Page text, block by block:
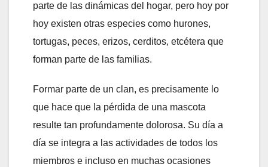
parte de las dinámicas del hogar, pero hoy por
hoy existen otras especies como hurones,
tortugas, peces, erizos, cerditos, etcétera que
forman parte de las familias.
Formar parte de un clan, es precisamente lo
que hace que la pérdida de una mascota
resulte tan profundamente dolorosa. Su día a
día se integra a las actividades de todos los
miembros e incluso en muchas ocasiones